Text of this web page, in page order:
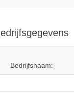
Bedrijfsnaam: